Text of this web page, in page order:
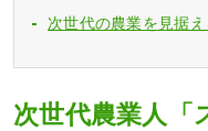
次世代の農業を見据え
次世代農業人「